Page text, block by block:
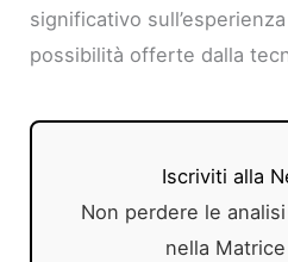
significativo
possibilità offerte dalla
Iscriviti alla
Non perdere le
nella